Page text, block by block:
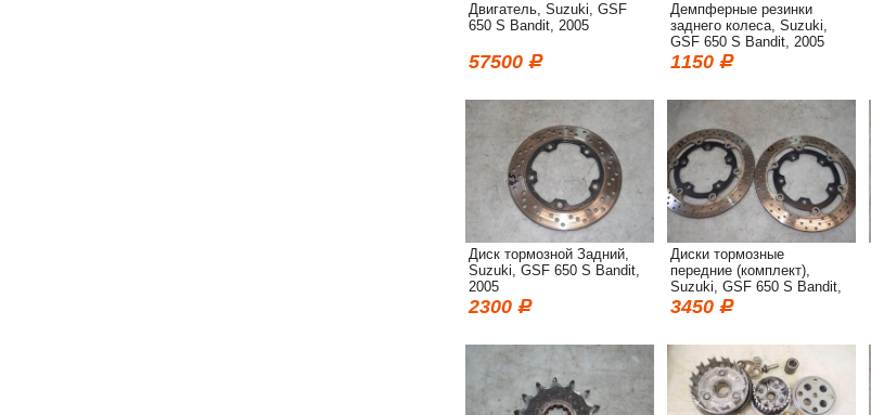
Двигатель, Suzuki, GSF
650 S Bandit, 2005
57500
Демпферные резинки
заднего колеса, Suzuki,
GSF 650 S Bandit, 2005
1150
Диск тормозной Задний,
Suzuki, GSF 650 S Bandit,
2005
2300
Диски тормозные
передние (комплект),
Suzuki, GSF 650 S Bandit,
2005
3450